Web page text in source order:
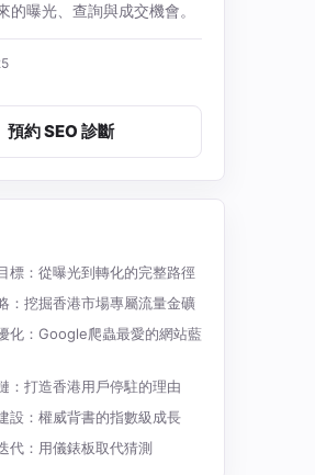
的曝光、查詢與成交機會。
預約 SEO 診斷
標：從曝光到轉化的完整路徑
：挖掘香港市場專屬流量金礦
化：Google爬蟲最愛的網站藍
：打造香港用戶停駐的理由
設：權威背書的指數級成長
代：用儀錶板取代猜測